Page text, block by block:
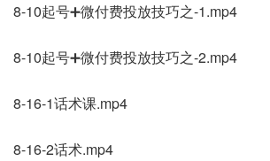
8-10起号➕微付费投放技巧之-1.mp4
8-10起号➕微付费投放技巧之-2.mp4
8-16-1话术课.mp4
8-16-2话术.mp4